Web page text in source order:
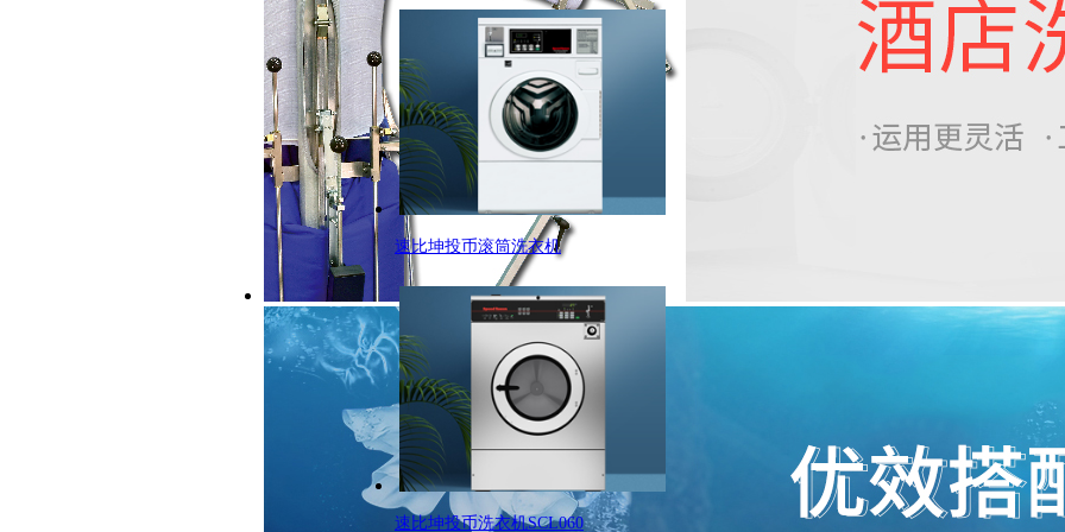
速比坤投币滚筒洗衣机
速比坤投币洗衣机SCL060